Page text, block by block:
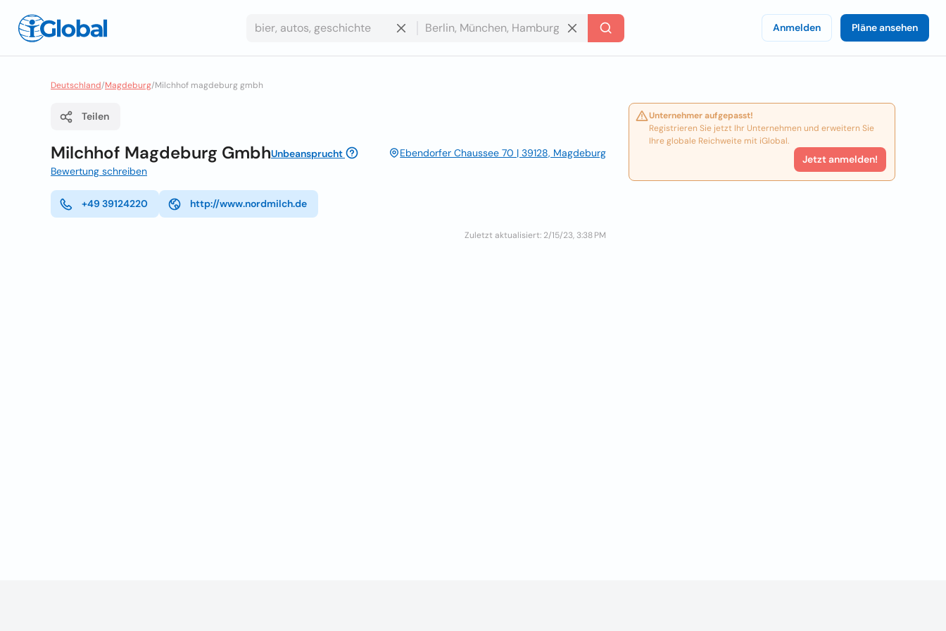
Anmelden Pläne ansehen
Deutschland/Magdeburg/Milchhof magdeburg gmbh
Teilen
Milchhof Magdeburg GmbhUnbeansprucht
Ebendorfer Chaussee 70 | 39128, Magdeburg
Bewertung schreiben
+49 39124220 http://www.nordmilch.de
Zuletzt aktualisiert: 2/15/23, 3:38 PM
Unternehmer aufgepasst!
Registrieren Sie jetzt Ihr Unternehmen und erweitern Sie
Ihre globale Reichweite mit iGlobal.
Jetzt anmelden!